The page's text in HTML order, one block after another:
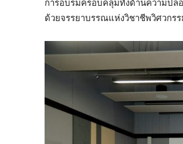
การอบรมครอบคลุมทั้งด้านความปล
ด้วยจรรยาบรรณแห่งวิชาชีพวิศวกร